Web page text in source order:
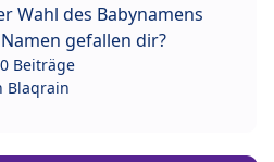
Wahl des Babynamens
gefallen dir?
Beiträge
Blaqrain